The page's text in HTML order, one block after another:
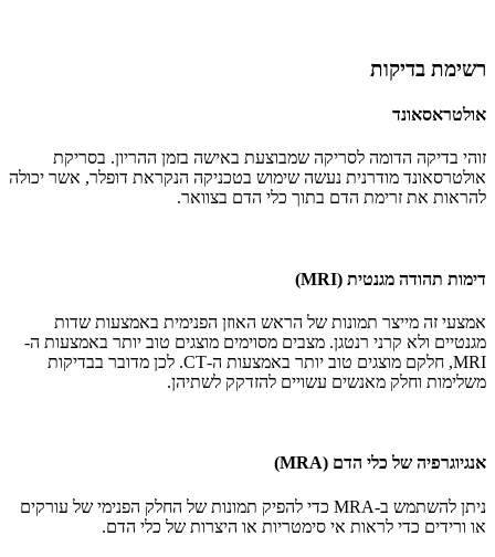
רשימת בדיקות
אולטראסאונד
זוהי בדיקה הדומה לסריקה שמבוצעת באישה בזמן ההריון. בסריקת
אולטרסאונד מודרנית נעשה שימוש בטכניקה הנקראת דופלר, אשר יכולה
להראות את זרימת הדם בתוך כלי הדם בצוואר.
דימות תהודה מגנטית (MRI)
אמצעי זה מייצר תמונות של הראש האוזן הפנימית באמצעות שדות
מגנטיים ולא קרני רנטגן. מצבים מסוימים מוצגים טוב יותר באמצעות ה-
MRI, חלקם מוצגים טוב יותר באמצעות ה-CT. לכן מדובר בבדיקות
משלימות וחלק מאנשים עשויים להזדקק לשתיהן.
אנגיוגרפיה של כלי הדם (MRA)
ניתן להשתמש ב-MRA כדי להפיק תמונות של החלק הפנימי של עורקים
או ורידים כדי לראות אי סימטריות או היצרות של כלי הדם.